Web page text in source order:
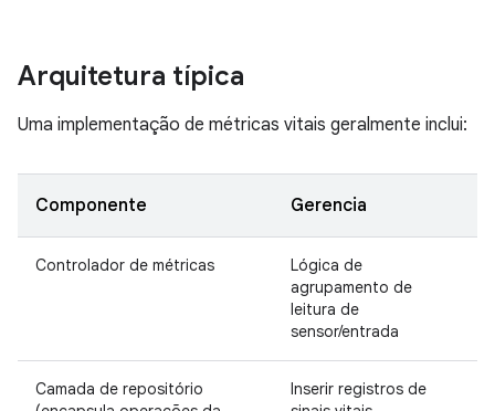
Arquitetura típica
Uma implementação de métricas vitais geralmente inclui:
Componente Gerencia
Controlador de métricas
Lógica de
agrupamento de
leitura de
sensor/entrada
Camada de repositório
Inserir registros de